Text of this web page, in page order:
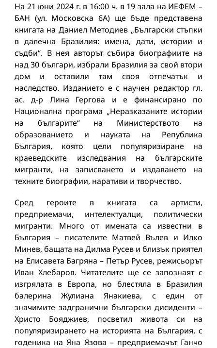
На 21 юни 2024 г. в 16:00 ч. в 19 зала на ИЕФЕМ –
БАН (ул. Московска 6А) ще бъде представена
книгата на Даниел Методиев „Български стъпки
в далечна Бразилия: имена, дати, истории и
съдби“. В нея авторът събира биографиите на
над 30 българи, избрали Бразилия за свой втори
дом и оставили там своя отпечатък и
наследство. Изданието е с научен редактор гл.
ас. д-р Лина Гергова и е финансирано по
Национална програма „Неразказаните истории
на българите“ на Министерството на
образованието и науката на Република
България, която цели популяризиране на
краеведските изследвания на българските
мигранти, на записването и издаването на
техните биографии, наративи и творчество.
Сред героите в книгата са артисти,
предприемачи, интелектуалци, политически
мигранти. Много от имената са известни в
България – писателите Матвей Вълев и Илко
Минев, бащата на Дилма Русев и близък приятел
на Елисавета Багряна – Петър Русев, режисьорът
Иван Хлебаров. Читателите ще се запознаят с
изгрялата в Европа, но блестяла в Бразилия
балерина Жулиана Янакиева, с един от
значимите задгранични български дисиденти –
Христо Бояджиев, посветил живота си на
популяризирането на историята на България, с
годеника на Яна Язова – предприемачът Ганчо